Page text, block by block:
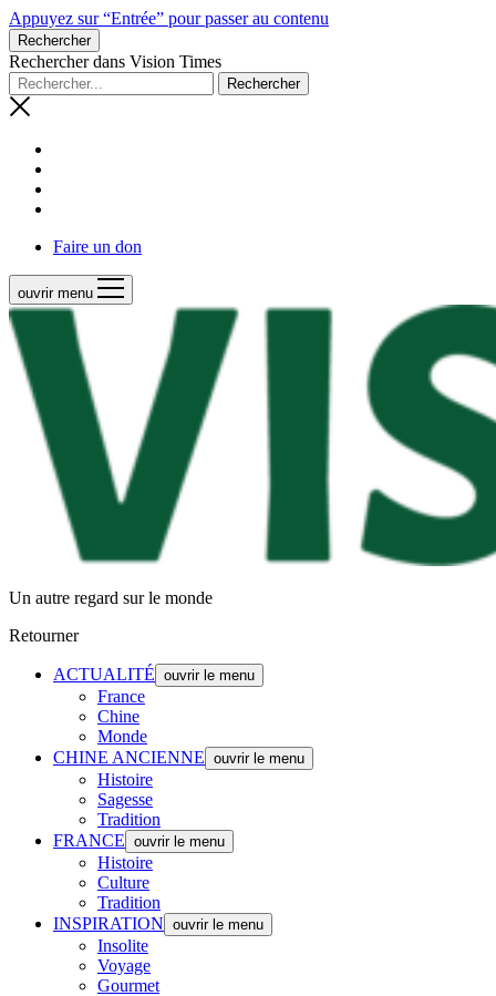
Appuyez sur “Entrée” pour passer au contenu
Rechercher
Rechercher dans Vision Times
Faire un don
ouvrir menu
Un autre regard sur le monde
Retourner
ACTUALITÉ ouvrir le menu
France
Chine
Monde
CHINE ANCIENNE ouvrir le menu
Histoire
Sagesse
Tradition
FRANCE ouvrir le menu
Histoire
Culture
Tradition
INSPIRATION ouvrir le menu
Insolite
Voyage
Gourmet